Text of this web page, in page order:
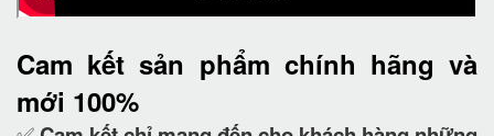
Cam kết sản phẩm chính hãng và
mới 100%